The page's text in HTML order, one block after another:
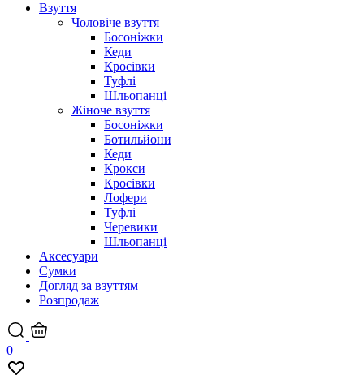
Взуття
Чоловіче взуття
Босоніжки
Кеди
Кросівки
Туфлі
Шльопанці
Жіноче взуття
Босоніжки
Ботильйони
Кеди
Крокси
Кросівки
Лофери
Туфлі
Черевики
Шльопанці
Аксесуари
Сумки
Догляд за взуттям
Розпродаж
0